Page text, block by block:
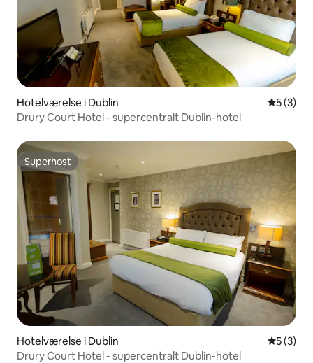
Hotelværelse i Dublin 5 ud af 5
5 (3)
Drury Court Hotel - supercentralt Dublin-hotel
Superhost
Superhost
Hotelværelse i Dublin 5 ud af 5
5 (3)
Drury Court Hotel - supercentralt Dublin-hotel